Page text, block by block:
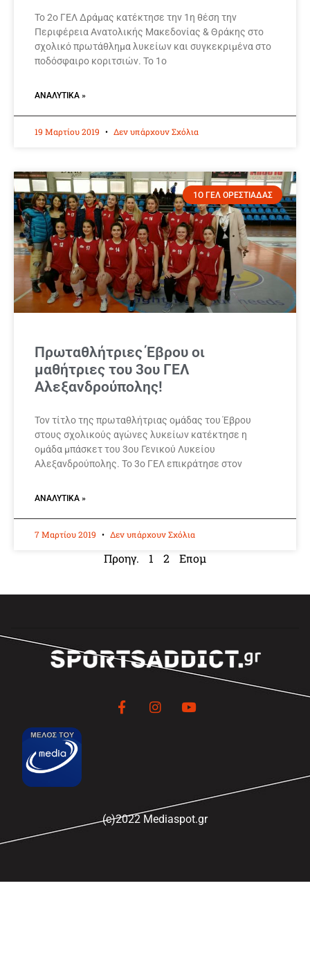
Το 2ο ΓΕΛ Δράμας κατέκτησε την 1η θέση την
Περιφέρεια Ανατολικής Μακεδονίας & Θράκης στο
σχολικό πρωτάθλημα λυκείων και συγκεκριμένα στο
ποδόσφαιρο κοριτσιών. Το 1ο
ΑΝΑΛΥΤΙΚΆ »
19 Μαρτίου 2019 Δεν υπάρχουν Σχόλια
1Ο ΓΕΛ ΟΡΕΣΤΙΑΔΑΣ
Πρωταθλήτριες Έβρου οι
μαθήτριες του 3ου ΓΕΛ
Αλεξανδρούπολης!
Τον τίτλο της πρωταθλήτριας ομάδας του Έβρου
στους σχολικούς αγώνες λυκείων κατέκτησε η
ομάδα μπάσκετ του 3ου Γενικού Λυκείου
Αλεξανδρούπολης. Το 3ο ΓΕΛ επικράτησε στον
ΑΝΑΛΥΤΙΚΆ »
7 Μαρτίου 2019 Δεν υπάρχουν Σχόλια
Προηγ. 1 2 Επομ
(c)2022 Mediaspot.gr